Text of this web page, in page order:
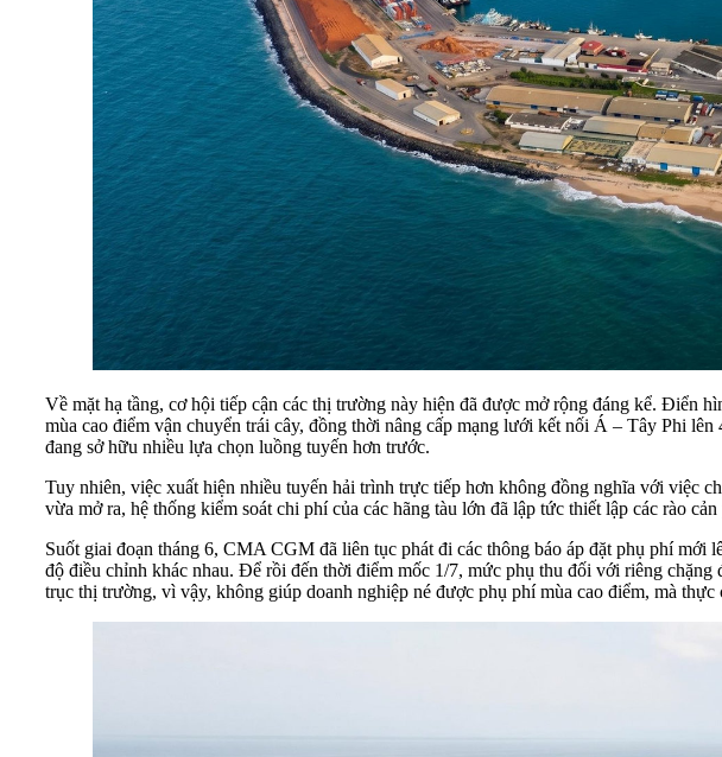
Về mặt hạ tầng, cơ hội tiếp cận các thị trường này hiện đã được mở rộng đáng kể. Điển
mùa cao điểm vận chuyển trái cây, đồng thời nâng cấp mạng lưới kết nối Á – Tây Phi
đang sở hữu nhiều lựa chọn luồng tuyến hơn trước.
Tuy nhiên, việc xuất hiện nhiều tuyến hải trình trực tiếp hơn không đồng nghĩa với việc
vừa mở ra, hệ thống kiểm soát chi phí của các hãng tàu lớn đã lập tức thiết lập các rào
Suốt giai đoạn tháng 6, CMA CGM đã liên tục phát đi các thông báo áp đặt phụ phí
độ điều chỉnh khác nhau. Để rồi đến thời điểm mốc 1/7, mức phụ thu đối với riêng
trục thị trường, vì vậy, không giúp doanh nghiệp né được phụ phí mùa cao điểm, mà